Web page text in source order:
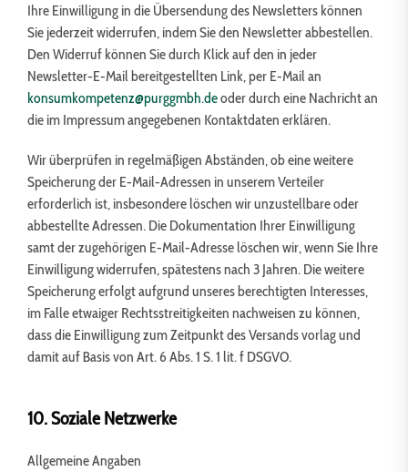
Ihre Einwilligung in die Übersendung des Newsletters können
Sie jederzeit widerrufen, indem Sie den Newsletter abbestellen.
Den Widerruf können Sie durch Klick auf den in jeder
Newsletter-E-Mail bereitgestellten Link, per E-Mail an
konsumkompetenz@purggmbh.deoder durch eine Nachricht an
die im Impressum angegebenen Kontaktdaten erklären.
Wir überprüfen in regelmäßigen Abständen, ob eine weitere
Speicherung der E-Mail-Adressen in unserem Verteiler
erforderlich ist, insbesondere löschen wir unzustellbare oder
abbestellte Adressen. Die Dokumentation Ihrer Einwilligung
samt der zugehörigen E-Mail-Adresse löschen wir, wenn Sie Ihre
Einwilligung widerrufen, spätestens nach 3 Jahren. Die weitere
Speicherung erfolgt aufgrund unseres berechtigten Interesses,
im Falle etwaiger Rechtsstreitigkeiten nachweisen zu können,
dass die Einwilligung zum Zeitpunkt des Versands vorlag und
damit auf Basis von Art. 6 Abs. 1 S. 1 lit. f DSGVO.
10. Soziale Netzwerke
Allgemeine Angaben